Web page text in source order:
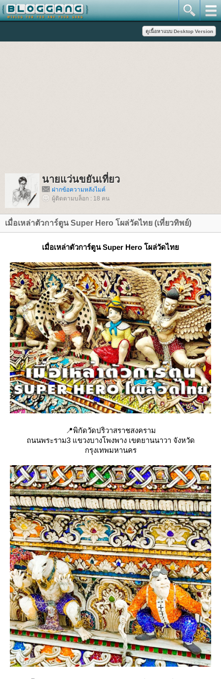
นายแว่นขยันเที่ยว
ฝากข้อความหลังไมค์
ผู้ติดตามบล็อก : 18 คน
เมื่อเหล่าตัวการ์ตูน Super Hero โผล่วัดไทย (เที่ยวทิพย์)
เมื่อเหล่าตัวการ์ตูน Super Hero โผล่วัดไท
📍พิกัดวัดปริวาสราชสงคราม
ถนนพระราม3 แขวงบางโพงพาง เขตยานนาวา จังหวัด
กรุงเทพมหานคร